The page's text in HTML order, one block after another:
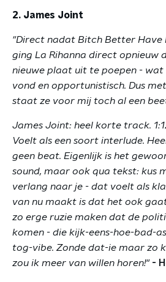
2. James Joint
"Direct nadat Bitch Better Have
ging La Rihanna direct opnieuw
nieuwe plaat uit te poepen -
vond en opportunistisch. Dus
staat ze voor mij toch al een
James Joint: heel korte track.
Voelt als een soort interlude.
geen beat. Eigenlijk is het
sound, maar ook qua tekst: kus
verlang naar je - dat voelt als
van nu maakt is dat het ook
zo erge ruzie maken dat de
komen - die kijk-eens-hoe-bad-
tog-vibe. Zonde dat-ie maar zo
zou ik meer van willen horen!" -